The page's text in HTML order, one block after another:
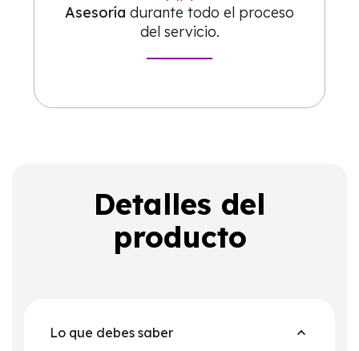
Asesoría durante todo el proceso
del servicio.
Detalles del
producto
Lo que debes saber